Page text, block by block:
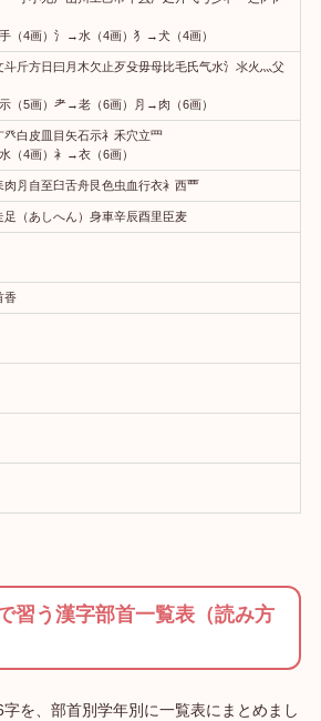
（4画）氵→水（4画）犭→犬（4画）
斗斤方日曰月木欠止歹殳毋母比毛氏气水氵氺火灬父
（5画）耂→老（6画）⺼→肉（6画）
癶白皮皿目矢石示礻禾穴立罒
（4画）衤→衣（6画）
⺼自至臼舌舟艮色虫血行衣衤西覀
足（あしへん）身車辛辰酉里臣麦
香
習う漢字部首一覧表（読み方
を、部首別学年別に一覧表にまとめまし